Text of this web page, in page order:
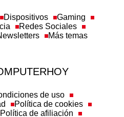
Dispositivos
Gaming
Redes Sociales
Más temas
de uso
Política de cookies
Política de afiliación